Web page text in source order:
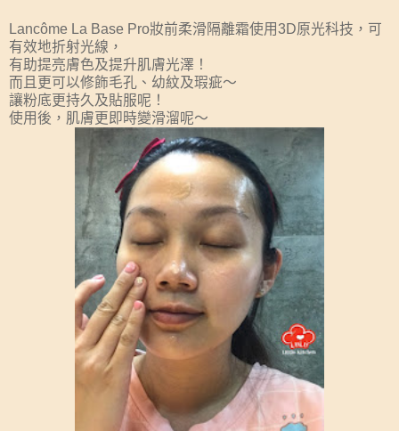
Lancôme La Base Pro妝前柔滑隔離霜使用3D原光科技，可
有效地折射光線，
有助提亮膚色及提升肌膚光澤！
而且更可以修飾毛孔、幼紋及瑕疵～
讓粉底更持久及貼服呢！
使用後，肌膚更即時變滑溜呢～